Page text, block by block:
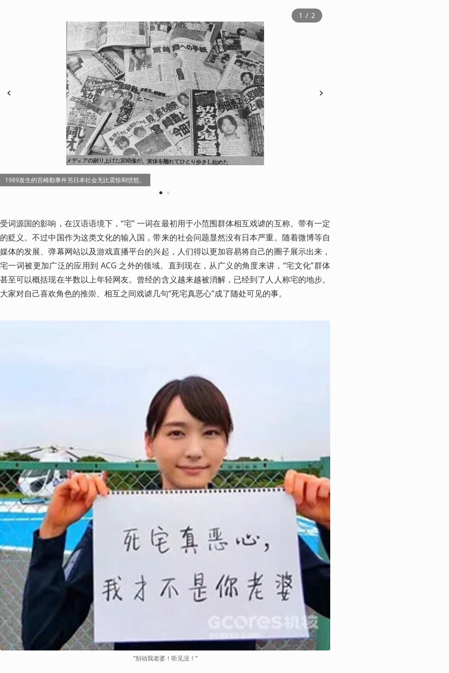
1989发生的宫崎勤事件另日本社会无比震惊和愤怒。
1 2
1 / 2
受词源国的影响，在汉语语境下，“宅” 一词在最初用于小范围群体相互戏谑的互称。带有一定
的贬义。不过中国作为这类文化的输入国，带来的社会问题显然没有日本严重。随着微博等自
媒体的发展、弹幕网站以及游戏直播平台的兴起，人们得以更加容易将自己的圈子展示出来，
宅一词被更加广泛的应用到 ACG 之外的领域。直到现在，从广义的角度来讲，“宅文化”群体
甚至可以概括现在半数以上年轻网友。曾经的含义越来越被消解，已经到了人人称宅的地步。
大家对自己喜欢角色的推崇、相互之间戏谑几句“死宅真恶心”成了随处可见的事。
“别动我老婆！听见没！”